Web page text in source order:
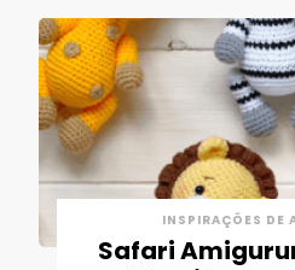
INSPIRAÇÕES DE
Safari